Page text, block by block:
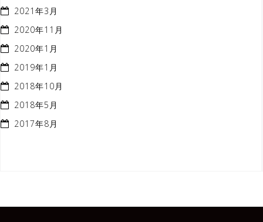
2021年3月
2020年11月
2020年1月
2019年1月
2018年10月
2018年5月
2017年8月